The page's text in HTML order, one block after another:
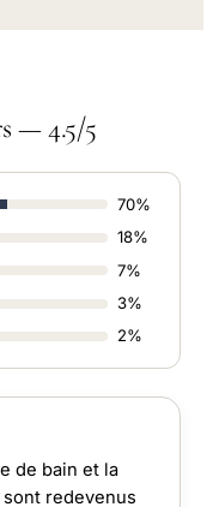
— 4.5/5
70%
18%
7%
3%
2%
de bain et la
redevenus